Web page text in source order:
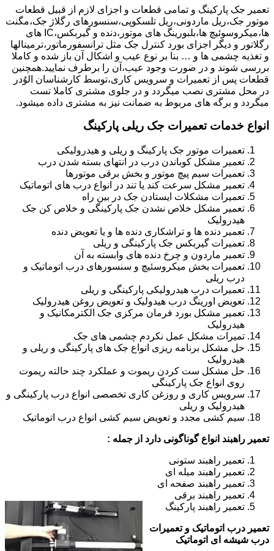
تعمیر جک پارکینگ و تمامی قطعات و اجزای لازم از قبیل قطعات
موتور جک،ریل ماردونی،ریل تلسکوپی،سنسورهای رگلاژ جک،مگنت
ها،میکروسوئیچ ها،بلبورینگ های موتور،دنده و گیربکس،IC های
رگلاتور و دیگر اجزای بورد کنترل جک مثل ترانسفورماتور،ترمینالها
و تغذیه چشمی ها و … بنا بر نوع عیب و اشکال آن باز شده و کاملا
بررسی شوند و در صورت وجود عیب،آن را برطرف نمایید.همچنین
قطعات پس از تعمیرات و سرویس کاری،توسط کارشناسان الوُدر
در محل مشتری نصب میگردد و در جلوی مشتری کاملا تست
میگردد و برگه های مربوط به ضمانت نیز به مشتری داده میشود.
انواع خدمات تعمیرات جک ریلی پارکینگ
تعمیرات موتور جک پارکینگ و ریلی و هیدرولیکی
تعمیر مشکل کوباندن درب در انتهای بسته شدن درب
تعمیرات سیم پیچ موتور و بخش برقی موتورها
تعمیر مشکل سرعت کند یا تند در انواع درب های اتوماتیک
تعمیرات مشکلات ایستادن جک در بین راه
تعمیر مشکل خلاص نشدن جک پارکینگی و خلاص کن جک
هیدرولیک
تعمیر دنده ها و تراشکاری دنده ها و یا تعویض دنده
تعمیرات گیربکس جک پارکینگی و ریلی
تعمیر ماردون و چرخ دنده های وابسته به آن
تعمیرات بخش میکروسئیچ و سنسورهای درب اتوماتیک و
درب ریلی
تعمیرات درب هیدرولیکی پارکینگی و ریلی
تعویض اورینگ درب هیدولیک و تعویض روغن هیدرولیک
تعمیر مشکل بورد فرمان مرکزی جک الکترمکانیک و
هیدرولیک
تمیرات مشکل عمل نکردم چشمی های جک
حل مشکل برنامه ریزی انواع جک های پارکینگی و ریلی و
هیدرولیک
حل مشکل ست کردن ریموت و عملکرد چند حالته ریموت
روی انواع جک پارکینگی
سرویس کاری و روزغن کاری تخصصی انواع درب پارکینگی و
هیدرولیک و ریلی
سیم کشی مجدد و تعویض سیم کشی انواع درب اتوماتیک
تعمیر راهبند انواع گوناگونی دارد از جمله :
تعمیر راهبند ستونی
تعمیر راهبند میله ای
تعمیر راهبند صفحه ای
تعمیر راهبند برقی
تعمیر راهبند پارکینگ
تعمیر درب اتوماتیک و تعمیرات
درب شیشه ای اتوماتیک